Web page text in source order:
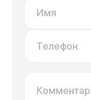
Имя
Телефон